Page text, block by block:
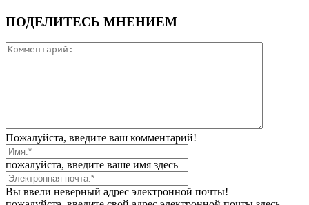
ПОДЕЛИТЕСЬ МНЕНИЕМ
Пожалуйста, введите ваш комментарий!
пожалуйста, введите ваше имя здесь
Вы ввели неверный адрес электронной почты!